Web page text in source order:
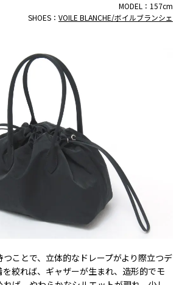
MODEL：157cm
SHOES： VOILE BLANCHE/ボイルブランシェ
ことで、立体的なドレープがより際立つデ
絞れば、ギャザーが生まれ、造形的でモ